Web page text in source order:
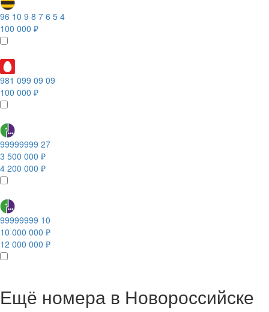
96 10 9 8 7 6 5 4
100 000 ₽
981 099 09 09
100 000 ₽
99999999 27
3 500 000 ₽
4 200 000 ₽
99999999 10
10 000 000 ₽
12 000 000 ₽
Ещё номера в Новороссийске